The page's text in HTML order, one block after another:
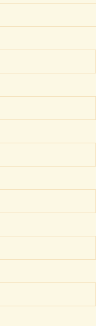
ス「Fc Bombo
した
ました